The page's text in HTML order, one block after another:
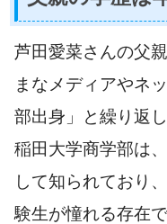
芦田愛菜さんの父
まなメディアやネ
部出身」と繰り返
稲田大学商学部は
して知られており
験生が憧れる存在